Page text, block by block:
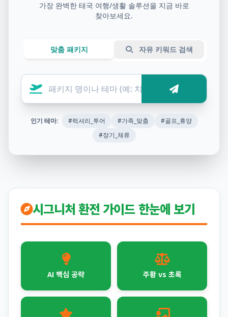
가장 완벽한 태국 여행/생활 솔루션을 지금 바로
찾아보세요.
맞춤 패키지 자유 키워드 검색
인기 테마: #럭셔리_투어 #가족_맞춤
#골프_휴양
#장기_체류
시그니처 환전 가이드 한눈에 보기
AI 핵심 공략 주황 vs 초록